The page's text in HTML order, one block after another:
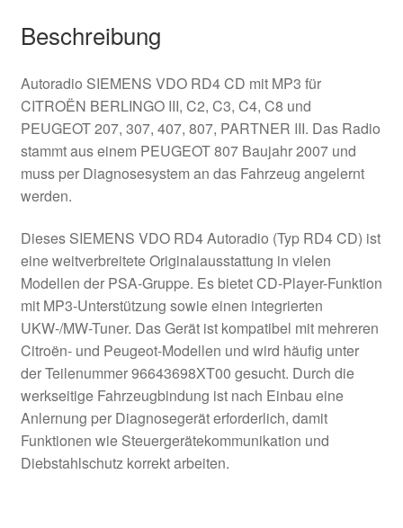
Beschreibung
Autoradio SIEMENS VDO RD4 CD mit MP3 für
CITROËN BERLINGO III, C2, C3, C4, C8 und
PEUGEOT 207, 307, 407, 807, PARTNER III. Das Radio
stammt aus einem PEUGEOT 807 Baujahr 2007 und
muss per Diagnosesystem an das Fahrzeug angelernt
werden.
Dieses SIEMENS VDO RD4 Autoradio (Typ RD4 CD) ist
eine weitverbreitete Originalausstattung in vielen
Modellen der PSA-Gruppe. Es bietet CD-Player-Funktion
mit MP3-Unterstützung sowie einen integrierten
UKW-/MW-Tuner. Das Gerät ist kompatibel mit mehreren
Citroën- und Peugeot-Modellen und wird häufig unter
der Teilenummer 96643698XT00 gesucht. Durch die
werkseitige Fahrzeugbindung ist nach Einbau eine
Anlernung per Diagnosegerät erforderlich, damit
Funktionen wie Steuergerätekommunikation und
Diebstahlschutz korrekt arbeiten.